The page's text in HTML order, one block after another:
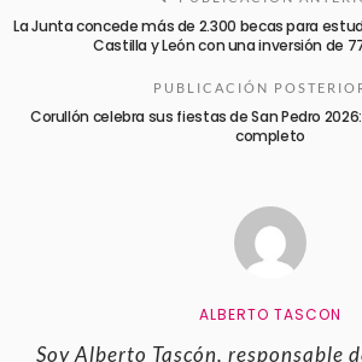
La Junta concede más de 2.300 becas para
Castilla y León con una inversión de
PUBLICACIÓN
Corullón celebra sus fiestas de San Pedro
completo
ALBERTO TASCON
Soy Alberto Tascón, responsable